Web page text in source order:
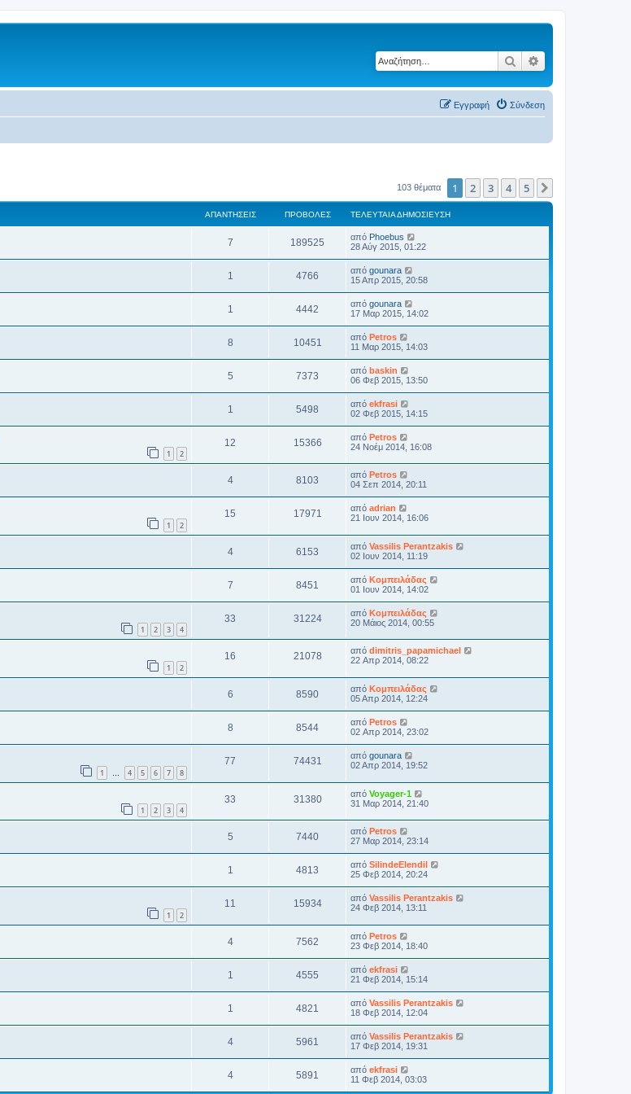
Αναζήτηση
Σύνδεση
Εγγραφή
103 θέματα 1 2 3 4 5
ΑΠΑΝΤΉΣΕΙΣ ΠΡΟΒΟΛΈΣ ΤΕΛΕΥΤΑΊΑ ΔΗΜΟΣΊΕΥΣΗ
7 189525 από Phoebus
28 Αύγ 2015, 01:22
1 4766 από gounara
15 Απρ 2015, 20:58
1 4442 από gounara
17 Μαρ 2015, 14:02
8 10451 από Petros
11 Μαρ 2015, 14:03
5 7373 από baskin
06 Φεβ 2015, 13:50
1 5498 από ekfrasi
02 Φεβ 2015, 14:15
1 2
12 15366 από Petros
24 Νοέμ 2014, 16:08
4 8103 από Petros
04 Σεπ 2014, 20:11
1 2
15 17971 από adrian
21 Ιουν 2014, 16:06
4 6153 από Vassilis Perantzakis
02 Ιουν 2014, 11:19
7 8451 από Κομπειλάδας
01 Ιουν 2014, 14:02
1 2 3 4
33 31224 από Κομπειλάδας
20 Μάιος 2014, 00:55
1 2
16 21078 από dimitris_papamichael
22 Απρ 2014, 08:22
6 8590 από Κομπειλάδας
05 Απρ 2014, 12:24
8 8544 από Petros
02 Απρ 2014, 23:02
1 … 4 5 6 7 8
77 74431 από gounara
02 Απρ 2014, 19:52
1 2 3 4
33 31380 από Voyager-1
31 Μαρ 2014, 21:40
5 7440 από Petros
27 Μαρ 2014, 23:14
1 4813 από SilindeElendil
25 Φεβ 2014, 20:24
1 2
11 15934 από Vassilis Perantzakis
24 Φεβ 2014, 13:11
4 7562 από Petros
23 Φεβ 2014, 18:40
1 4555 από ekfrasi
21 Φεβ 2014, 15:14
1 4821 από Vassilis Perantzakis
18 Φεβ 2014, 12:04
4 5961 από Vassilis Perantzakis
17 Φεβ 2014, 19:31
4 5891 από ekfrasi
11 Φεβ 2014, 03:03